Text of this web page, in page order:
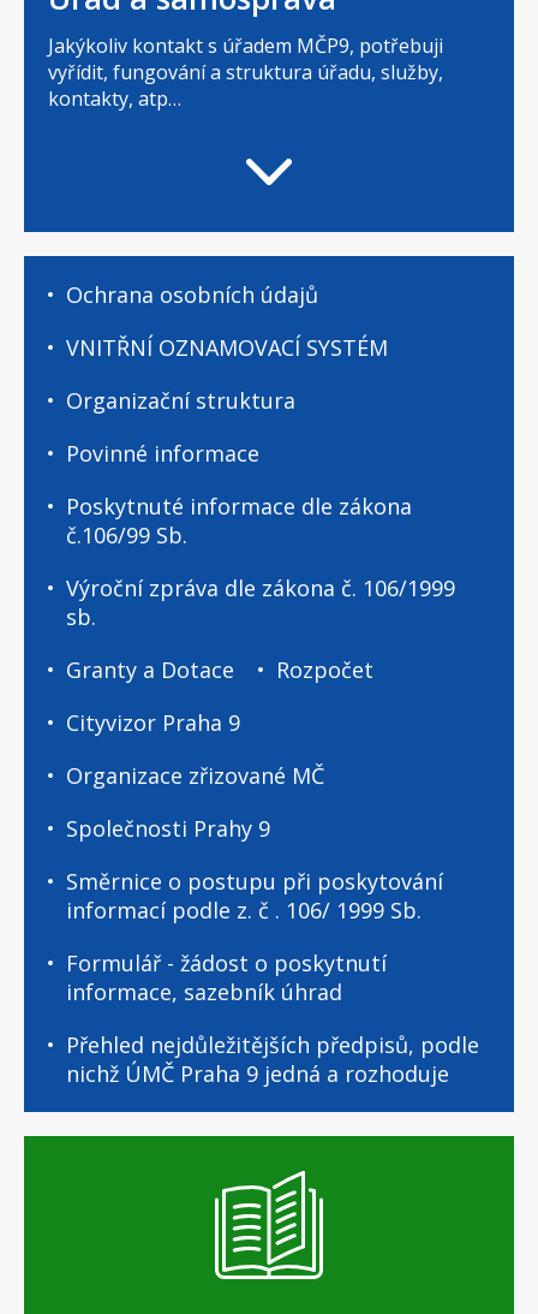
Jakýkoliv kontakt s úřadem MČP9, potřebuji
vyřídit, fungování a struktura úřadu, služby,
kontakty, atp…
a
samospráva
podstránky
Ochrana osobních údajů
VNITŘNÍ OZNAMOVACÍ SYSTÉM
Organizační struktura
Povinné informace
Poskytnuté informace dle zákona
č.106/99 Sb.
Výroční zpráva dle zákona č. 106/1999
sb.
Granty a Dotace
Rozpočet
Cityvizor Praha 9
Organizace zřizované MČ
Společnosti Prahy 9
Směrnice o postupu při poskytování
informací podle z. č . 106/ 1999 Sb.
Formulář - žádost o poskytnutí
informace, sazebník úhrad
Přehled nejdůležitějších předpisů, podle
nichž ÚMČ Praha 9 jedná a rozhoduje